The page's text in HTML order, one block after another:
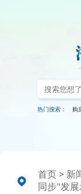
热门搜索： 购
首页 > 新
同步”发